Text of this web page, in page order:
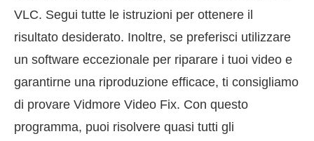
VLC. Segui tutte le istruzioni per ottenere il
risultato desiderato. Inoltre, se preferisci utilizzare
un software eccezionale per riparare i tuoi video e
garantirne una riproduzione efficace, ti consigliamo
di provare Vidmore Video Fix. Con questo
programma, puoi risolvere quasi tutti gli